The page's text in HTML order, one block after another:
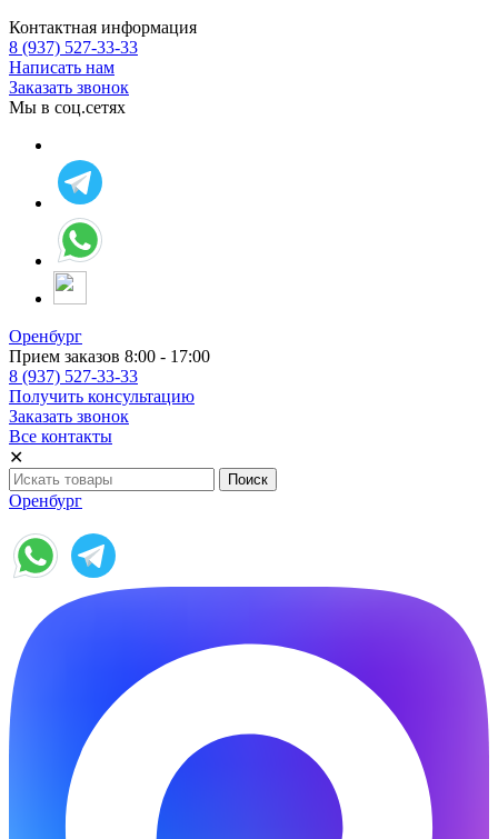
Контактная информация
8 (937) 527-33-33
Написать нам
Заказать звонок
Мы в соц.сетях
Оренбург
Прием заказов 8:00 - 17:00
8 (937) 527-33-33
Получить консультацию
Заказать звонок
Все контакты
✕
Оренбург